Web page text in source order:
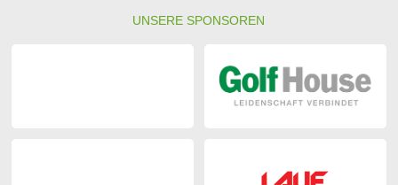
UNSERE SPONSOREN